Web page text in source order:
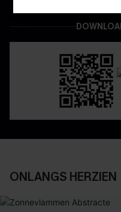
ONLANGS HERZIEN